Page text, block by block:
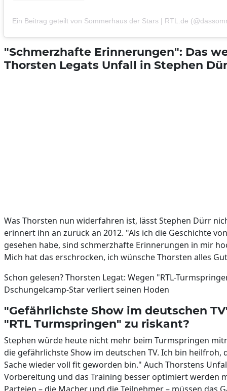
Ein Beitrag geteilt von Sommerhaus der Stars | RTL.de
"Schmerzhafte Erinnerungen": Das
Thorsten Legats Unfall in Stephen
Was Thorsten nun widerfahren ist, lässt Stephen Dürr
erinnert ihn an zurück an 2012. "Als ich die Geschichte
gesehen habe, sind schmerzhafte Erinnerungen in mir
Mich hat das erschrocken, ich wünsche Thorsten alles
Schon gelesen? Thorsten Legat: Wegen "RTL-
Dschungelcamp-Star verliert seinen Hoden
"Gefährlichste Show im deutschen
"RTL Turmspringen" zu riskant?
Stephen würde heute nicht mehr beim Turmspringen
die gefährlichste Show im deutschen TV. Ich bin heilfroh,
Sache wieder voll fit geworden bin." Auch Thorstens
Vorbereitung und das Training besser optimiert werden